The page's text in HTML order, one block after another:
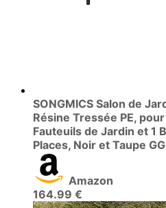
SONGMICS Salon de
Résine Tressée PE,
Fauteuils de Jardin et 1
Places, Noir et Taupe
Amazon
164.99 €